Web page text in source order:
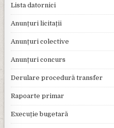
Lista datornici
Anunțuri licitații
Anunțuri colective
Anunțuri concurs
Derulare procedură transfer
Rapoarte primar
Execuție bugetară